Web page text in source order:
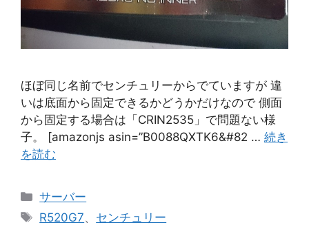
ほぼ同じ名前でセンチュリーからでていますが 違
いは底面から固定できるかどうかだけなので 側面
から固定する場合は「CRIN2535」で問題ない様
子。 [amazonjs asin=”B0088QXTK6&#82 … 続き
を読む
カ
テ
サーバー
タ
R520G7、 センチュリー